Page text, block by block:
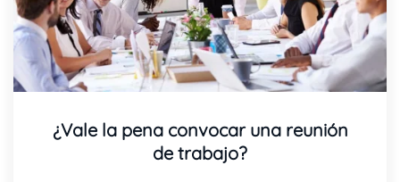
¿Vale la pena convocar una reunión
de trabajo?